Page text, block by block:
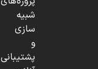
شبیه
سازی
و
پشتیبانی